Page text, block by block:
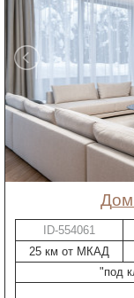
ID-554061
25 км от МКАД
"под